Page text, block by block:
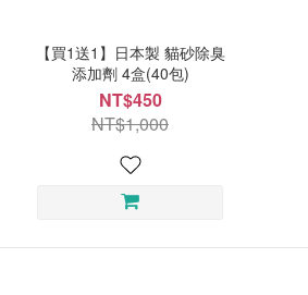
【買1送1】日本製 貓砂除臭
添加劑 4盒(40包)
NT$450
NT$1,000